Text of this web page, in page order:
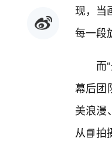
现，当
每一段
而
幕后团
美浪漫
从📘拍